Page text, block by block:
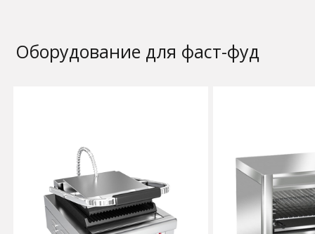
Оборудование для фаст-фуд